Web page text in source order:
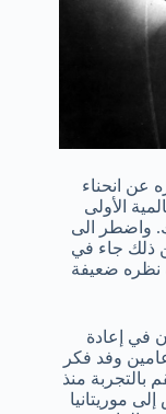
نظره عن انحناء
الأولى
واضطر الى
من ذلك جاء في
نظره ضعيفة
في إعادة
وفد فكر
بالتجربة منذ
موريتانيا